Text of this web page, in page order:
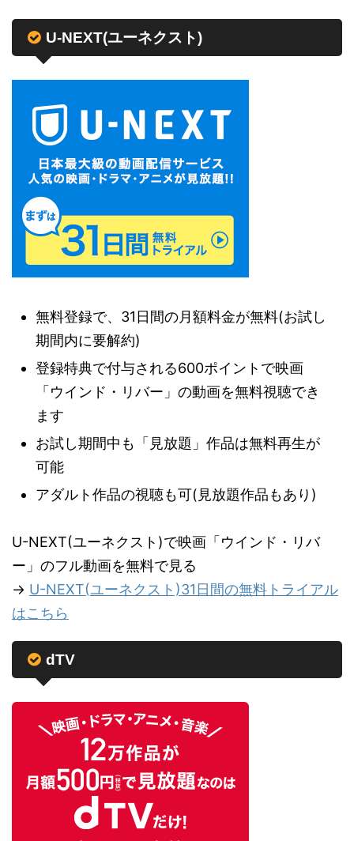
U-NEXT(ユーネクスト)
無料登録で、31日間の月額料金が無料(お試し
期間内に要解約)
登録特典で付与される600ポイントで映画
「ウインド・リバー」の動画を無料視聴でき
ます
お試し期間中も「見放題」作品は無料再生が
可能
アダルト作品の視聴も可(見放題作品もあり)
U-NEXT(ユーネクスト)で映画「ウインド・リバ
ー」のフル動画を無料で見る
→ U-NEXT(ユーネクスト)31日間の無料トライアル
はこちら
dTV